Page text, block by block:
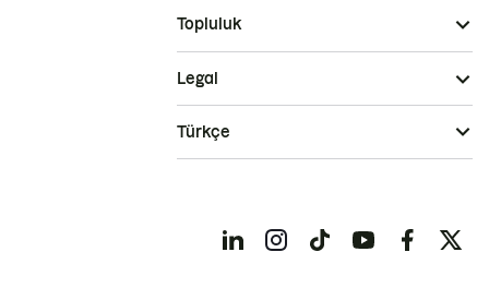
Topluluk
Legal
Türkçe